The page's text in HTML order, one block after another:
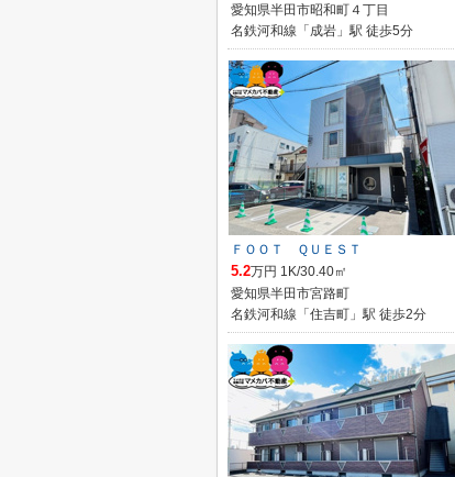
愛知県半田市昭和町４丁目
名鉄河和線「成岩」駅 徒歩5分
ＦＯＯＴ ＱＵＥＳＴ
5.2万円 1K/30.40㎡
愛知県半田市宮路町
名鉄河和線「住吉町」駅 徒歩2分